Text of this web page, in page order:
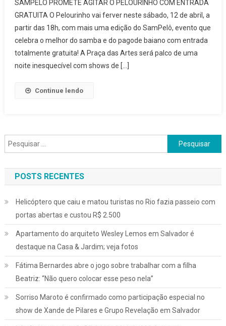
Agitar
O
SAMPELÔ PROMETE AGITAR O PELOURINHO COM ENTRADA
GRATUITA O Pelourinho vai ferver neste sábado, 12 de abril, a
partir das 18h, com mais uma edição do SamPelô, evento que
celebra o melhor do samba e do pagode baiano com entrada
totalmente gratuita! A Praça das Artes será palco de uma
noite inesquecível com shows de […]
Continue lendo
Pesquisar
por:
POSTS RECENTES
Helicóptero que caiu e matou turistas no Rio fazia passeio com
portas abertas e custou R$ 2.500
Apartamento do arquiteto Wesley Lemos em Salvador é
destaque na Casa & Jardim; veja fotos
Fátima Bernardes abre o jogo sobre trabalhar com a filha
Beatriz: “Não quero colocar esse peso nela”
Sorriso Maroto é confirmado como participação especial no
show de Xande de Pilares e Grupo Revelação em Salvador